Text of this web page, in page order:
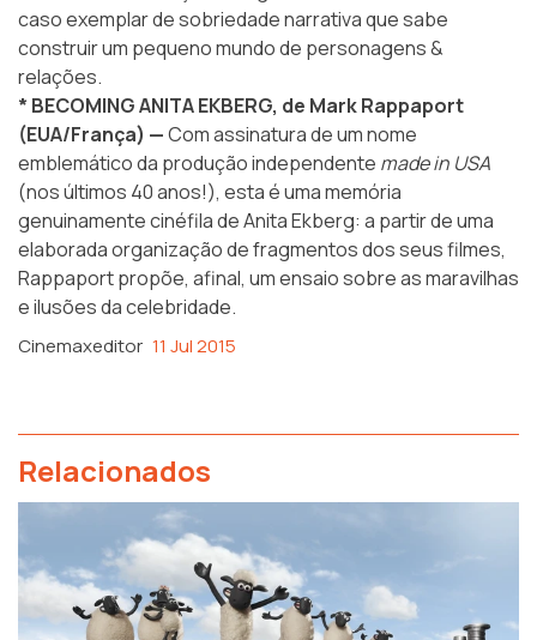
caso exemplar de sobriedade narrativa que sabe
construir um pequeno mundo de personagens &
relações.
* BECOMING ANITA EKBERG, de Mark Rappaport
(EUA/França) —Com assinatura de um nome
emblemático da produção independente made in USA
(nos últimos 40 anos!), esta é uma memória
genuinamente cinéfila de Anita Ekberg: a partir de uma
elaborada organização de fragmentos dos seus filmes,
Rappaport propõe, afinal, um ensaio sobre as maravilhas
e ilusões da celebridade.
Cinemaxeditor 11 Jul 2015
Relacionados